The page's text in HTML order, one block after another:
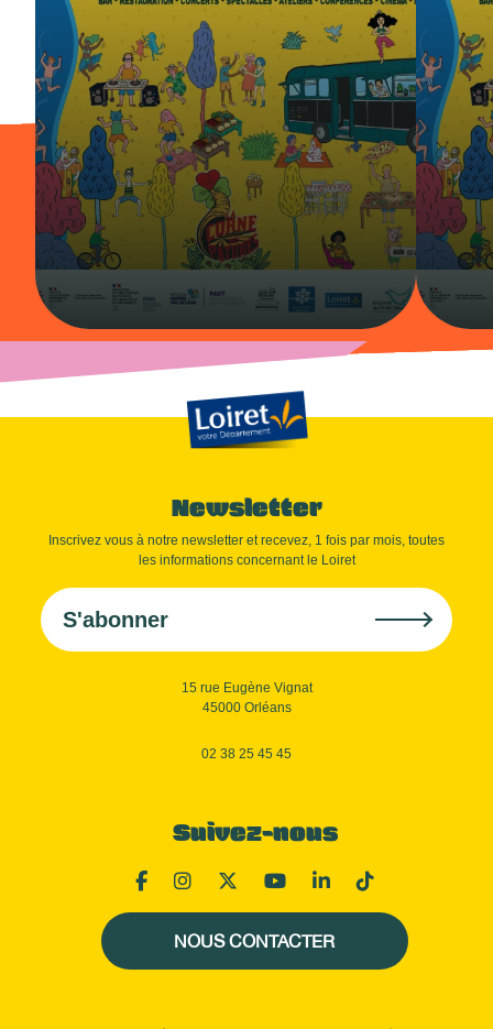
Newsletter
Inscrivez vous à notre newsletter et recevez, 1 fois par mois, toutes
les informations concernant le Loiret
S'abonner
15 rue Eugène Vignat
45000 Orléans
02 38 25 45 45
Suivez-nous
NOUS CONTACTER